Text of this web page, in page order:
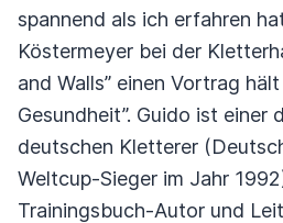
spannend als ich erfahren
Köstermeyer bei der
and Walls” einen Vortrag
Gesundheit”. Guido ist einer
deutschen Kletterer
Weltcup-Sieger im Jahr
Trainingsbuch-Autor und